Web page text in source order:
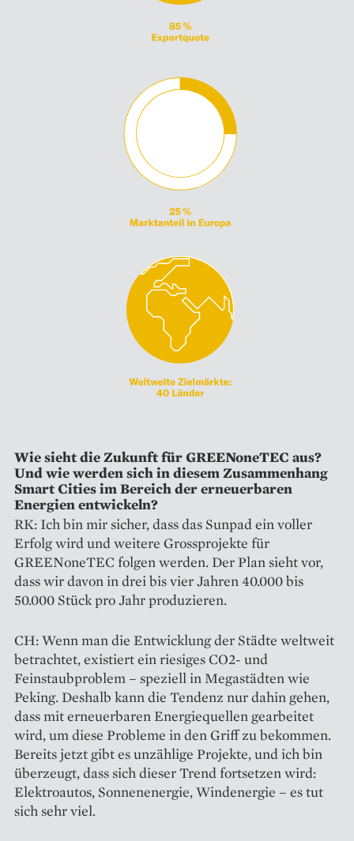
Wie sieht die Zukunft für GREEN­oneTEC aus?
Und wie werden sich in diesem Zusammenhang
Smart Cities im Bereich der erneuerbaren
Energien entwickeln?
RK: Ich bin mir sicher, dass das Sunpad ein voller
Erfolg wird und weitere Grossprojekte für
GREENoneTEC folgen werden. Der Plan sieht vor,
dass wir davon in drei bis vier Jahren 40.000 bis
50.000 Stück pro Jahr produzieren.
CH: Wenn man die Entwicklung der Städte weltweit
betrachtet, existiert ein riesiges CO2- und
Feinstaubproblem – speziell in Megastädten wie
Peking. Deshalb kann die Tendenz nur dahin gehen,
dass mit erneuerbaren Energiequellen gearbeitet
wird, um diese Probleme in den Griff zu bekommen.
Bereits jetzt gibt es unzählige Projekte, und ich bin
überzeugt, dass sich dieser Trend fortsetzen wird:
Elektroautos, Sonnenenergie, Windenergie – es tut
sich sehr viel.